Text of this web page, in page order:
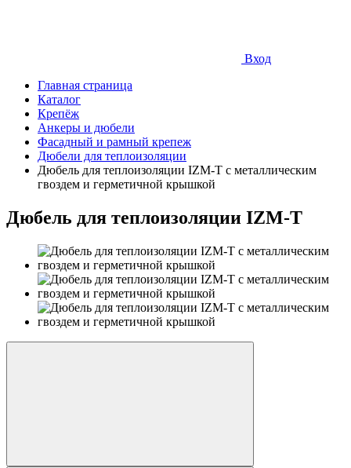
Вход
Главная страница
Каталог
Крепёж
Анкеры и дюбели
Фасадный и рамный крепеж
Дюбели для теплоизоляции
Дюбель для теплоизоляции IZM-T с металлическим
гвоздем и герметичной крышкой
Дюбель для теплоизоляции IZM-T